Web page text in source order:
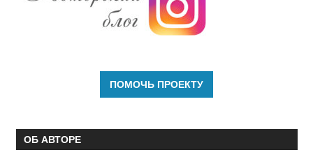
ОБ АВТОРЕ